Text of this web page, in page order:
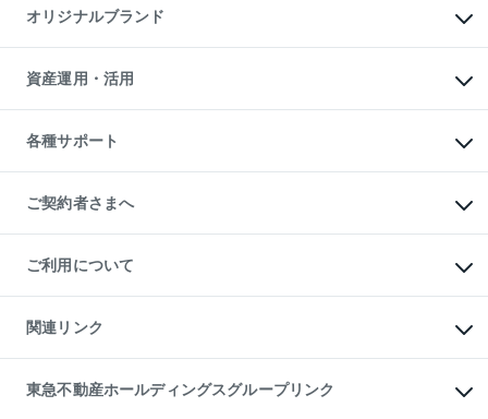
アパート経営
収益物件
ビル購入（ビル一棟）
投資用不動産の売却査定
事業用不動産の売却査定
マンションライブラリー
人気マンションランキング
暮らしに役立つ不動産メディア
不動産相場・不動産価格情報
不動産コラム・ニュース
不動産用語集
不動産なんでもネット相談室
住まいの税金
オリジナルブランド
一棟リノベーションマンション
L`GENTE（ルジェンテ）
区分リノベーションマンション
投資用一棟レジデンスWELL
不動産小口投資
LEGACIA（レガシア）
資産運用・活用
不動産M&A
アセットマネジメント・出資
各種サポート
相続サポート
リフォームサポート
ご契約者さまへ
ご紹介・再契約特典
入居者様専用-各種ご案内（賃貸）
東急こすもす会「こすもすWeb」
ご利用について
金融商品取引について
東急リバブル ソーシャルメディアポリシー
ご意見・お問い合わせ（金融商品取引専用の相談・お問い合わせ窓口）
ダイレクトメール（郵送物）・Eメールなどの送付停止について
関連リンク
これからご結婚される方に東急百貨店のブライダルクラブ
人材サービスのご用命は 東急リバブルスタッフ株式会社まで
東急不動産ホールディングスグループリンク